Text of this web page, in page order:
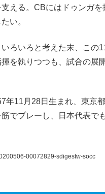
える。CBにはドゥンガ
い。
ろいろと考えた末、この
を執りつつも、試合の
11月28日生まれ、東京
でプレーし、日本代表で
00072829-sdigestw-socc